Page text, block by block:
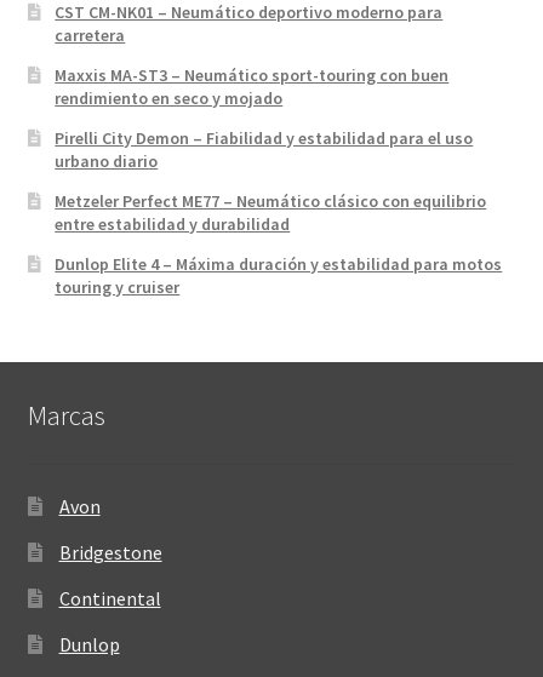
CST CM-NK01 – Neumático deportivo moderno para
carretera
Maxxis MA-ST3 – Neumático sport-touring con buen
rendimiento en seco y mojado
Pirelli City Demon – Fiabilidad y estabilidad para el uso
urbano diario
Metzeler Perfect ME77 – Neumático clásico con equilibrio
entre estabilidad y durabilidad
Dunlop Elite 4 – Máxima duración y estabilidad para motos
touring y cruiser
Marcas
Avon
Bridgestone
Continental
Dunlop